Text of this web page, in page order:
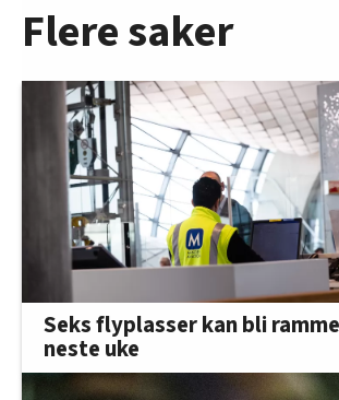
Flere saker
Seks flyplasser kan bli
neste uke